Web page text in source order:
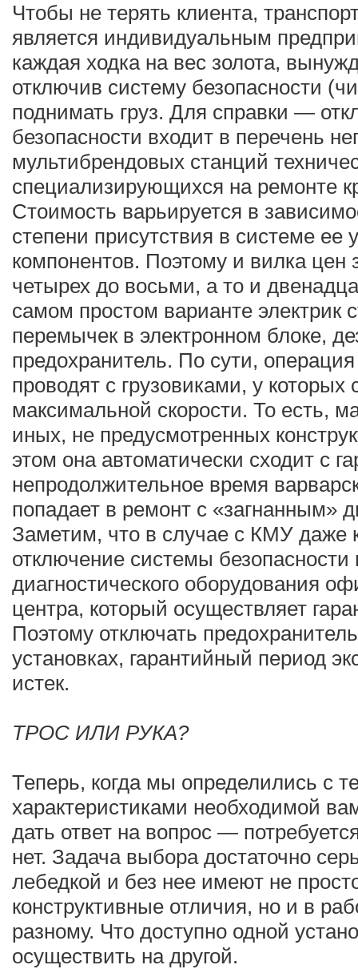
Чтобы не терять клиента,
является индивидуальным
каждая ходка на вес золота,
отключив систему безопасности
поднимать груз. Для справки —
безопасности входит в перечень
мультибрендовых станций
специализирующихся на ремонте
Стоимость варьируется в
степени присутствия в системе ее
компонентов. Поэтому и вилка цен
четырех до восьми, а то и
самом простом варианте электрик
перемычек в электронном блоке,
предохранитель. По сути,
проводят с грузовиками, у которых
максимальной скорости. То есть,
иных, не предусмотренных
этом она автоматически сходит с
непродолжительное время
попадает в ремонт с «загнанным»
Заметим, что в случае с КМУ даже
отключение системы безопасности
диагностического оборудования
центра, который осуществляет
Поэтому отключать
установках, гарантийный период
истек.
ТРОС ИЛИ РУКА?
Теперь, когда мы определились с
характеристиками необходимой
дать ответ на вопрос —
нет. Задача выбора достаточно
лебедкой и без нее имеют не
конструктивные отличия, но и в
разному. Что доступно одной
осуществить на другой.